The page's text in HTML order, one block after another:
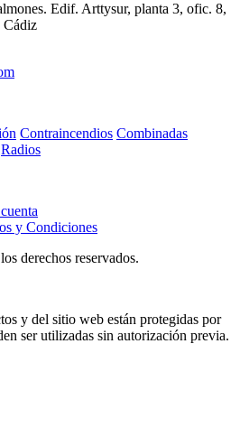
Edif. Arttysur, planta 3, ofic. 8,
Cádiz
Contraincendios Combinadas
Radios
y Condiciones
derechos reservados.
y del sitio web están protegidas por
ser utilizadas sin autorización previa.